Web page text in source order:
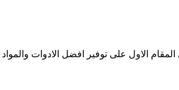
الاول على توفير افضل الادوات